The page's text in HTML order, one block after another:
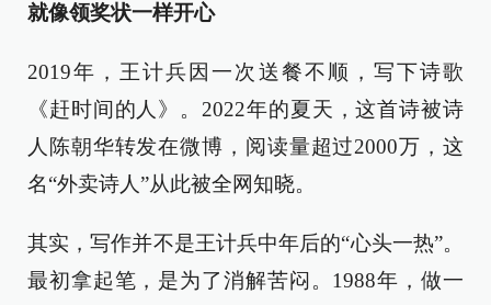
就像领奖状一样开心
2019年，王计兵因一次送餐不顺，写下诗歌
《赶时间的人》。2022年的夏天，这首诗被诗
人陈朝华转发在微博，阅读量超过2000万，这
名“外卖诗人”从此被全网知晓。
其实，写作并不是王计兵中年后的“心头一热”。
最初拿起笔，是为了消解苦闷。1988年，做一